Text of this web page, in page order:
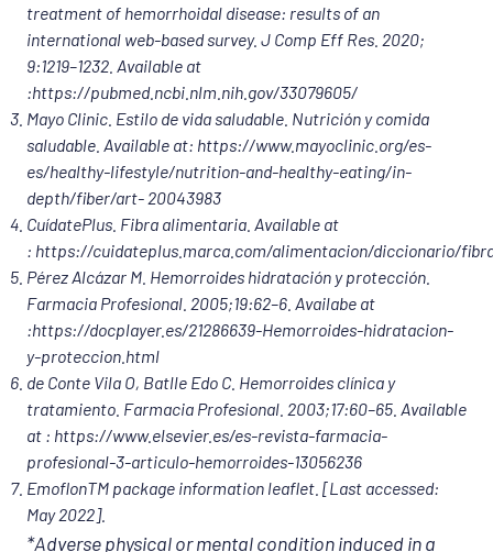
treatment of hemorrhoidal disease: results of an
international web-based survey. J Comp Eff Res. 2020;
9:1219–1232. Available at
:https://pubmed.ncbi.nlm.nih.gov/33079605/
Mayo Clinic. Estilo de vida saludable. Nutrición y comida
saludable. Available at: https://www.mayoclinic.org/es-
es/healthy-lifestyle/nutrition-and-healthy-eating/in-
depth/fiber/art- 20043983
CuídatePlus. Fibra alimentaria. Available at
: https://cuidateplus.marca.com/alimentacion/diccionario/
Pérez Alcázar M. Hemorroides hidratación y protección.
Farmacia Profesional. 2005;19:62–6. Availabe at
:https://docplayer.es/21286639-Hemorroides-hidratacion-
y-proteccion.html
de Conte Vila O, Batlle Edo C. Hemorroides clínica y
tratamiento. Farmacia Profesional. 2003;17:60–65. Available
at : https://www.elsevier.es/es-revista-farmacia-
profesional-3-articulo-hemorroides-13056236
EmoflonTM package information leaflet. [Last accessed:
May 2022].
*Adverse physical or mental condition induced in a